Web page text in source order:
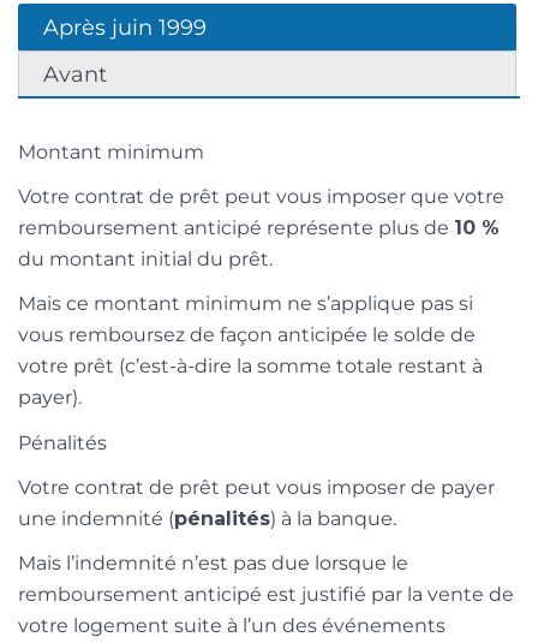
Après juin 1999
Avant
Montant minimum
Votre contrat de prêt peut vous imposer que votre
remboursement anticipé représente plus de 10 %
du montant initial du prêt.
Mais ce montant minimum ne s’applique pas si
vous remboursez de façon anticipée le solde de
votre prêt (c’est-à-dire la somme totale restant à
payer).
Pénalités
Votre contrat de prêt peut vous imposer de payer
une indemnité (pénalités) à la banque.
Mais l’indemnité n’est pas due lorsque le
remboursement anticipé est justifié par la vente de
votre logement suite à l’un des événements